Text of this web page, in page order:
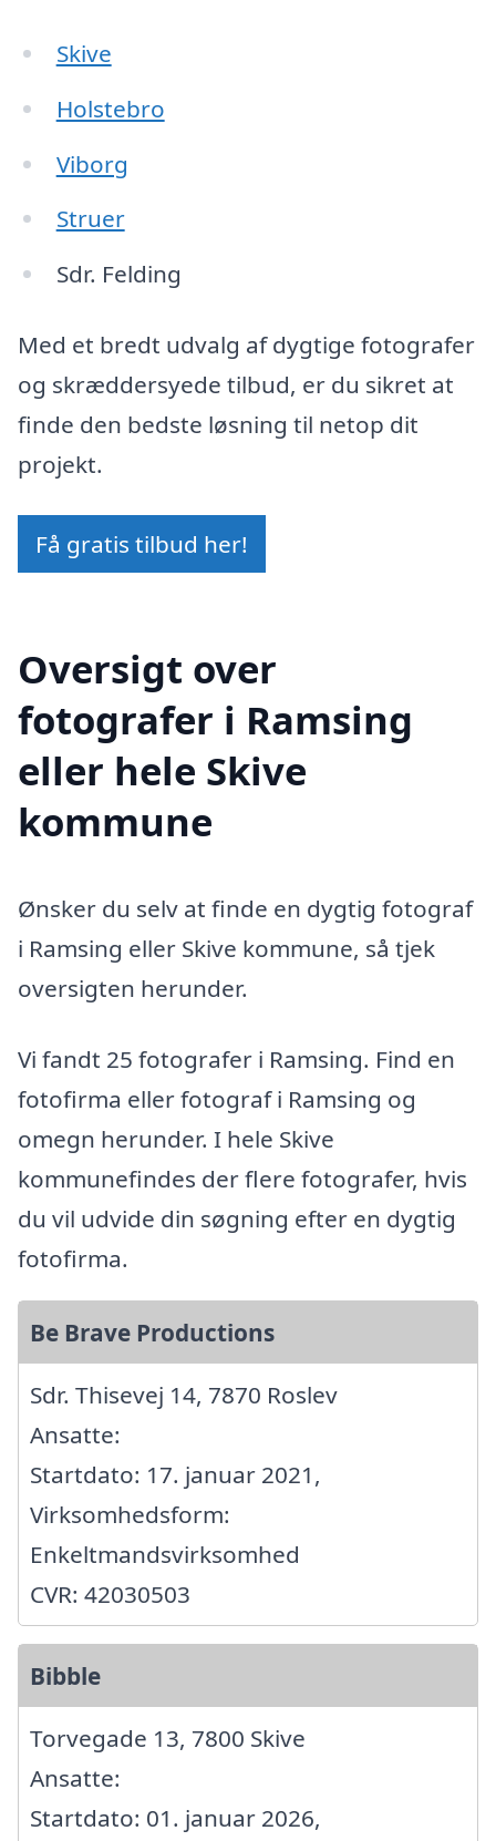
Skive
Holstebro
Viborg
Struer
Sdr. Felding
Med et bredt udvalg af dygtige fotografer
og skræddersyede tilbud, er du sikret at
finde den bedste løsning til netop dit
projekt.
Få gratis tilbud her!
Oversigt over
fotografer i Ramsing
eller hele Skive
kommune
Ønsker du selv at finde en dygtig fotograf
i Ramsing eller Skive kommune, så tjek
oversigten herunder.
Vi fandt 25 fotografer i Ramsing. Find en
fotofirma eller fotograf i Ramsing og
omegn herunder. I hele Skive
kommunefindes der flere fotografer, hvis
du vil udvide din søgning efter en dygtig
fotofirma.
Be Brave Productions
Sdr. Thisevej 14, 7870 Roslev
Ansatte:
Startdato: 17. januar 2021,
Virksomhedsform:
Enkeltmandsvirksomhed
CVR: 42030503
Bibble
Torvegade 13, 7800 Skive
Ansatte:
Startdato: 01. januar 2026,